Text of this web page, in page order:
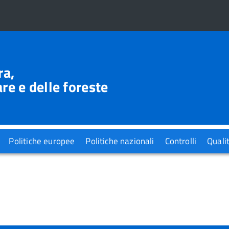
e delle foreste
Politiche europee Politiche nazionali Controlli